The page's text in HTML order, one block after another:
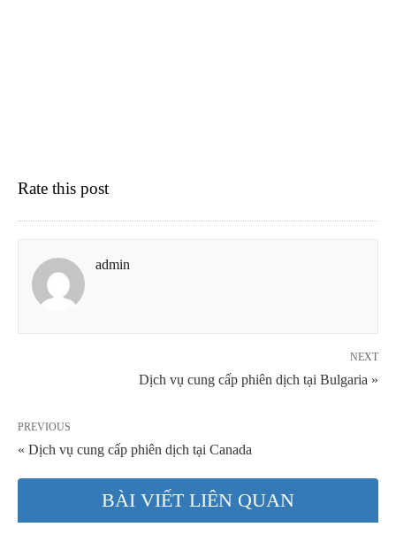
Rate this post
admin
NEXT
Dịch vụ cung cấp phiên dịch tại Bulgaria »
PREVIOUS
« Dịch vụ cung cấp phiên dịch tại Canada
BÀI VIẾT LIÊN QUAN